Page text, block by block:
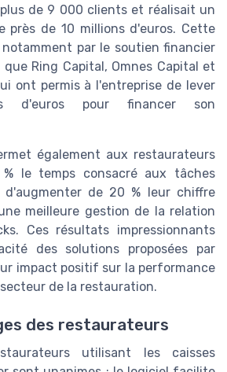
de 9 000 clients et réalisait un
près de 10 millions d'euros. Cette
par le soutien financier
Ring Capital, Omnes Capital et
ont permis à l'entreprise de lever
d'euros pour financer son
également aux restaurateurs
le temps consacré aux tâches
de 20 % leur chiffre
meilleure gestion de la relation
Ces résultats impressionnants
des solutions proposées par
impact positif sur la performance
de la restauration.
des restaurateurs
utilisant les caisses